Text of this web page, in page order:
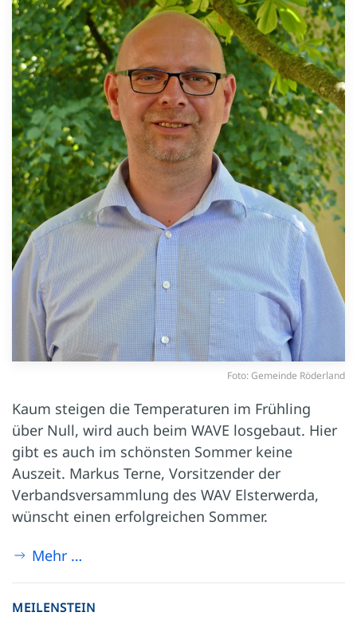
Foto: Gemeinde Röderland
Kaum steigen die Temperaturen im Frühling
über Null, wird auch beim WAVE losgebaut. Hier
gibt es auch im schönsten Sommer keine
Auszeit. Markus Terne, Vorsitzender der
Verbandsversammlung des WAV Elsterwerda,
wünscht einen erfolgreichen Sommer.
Mehr …
MEILENSTEIN